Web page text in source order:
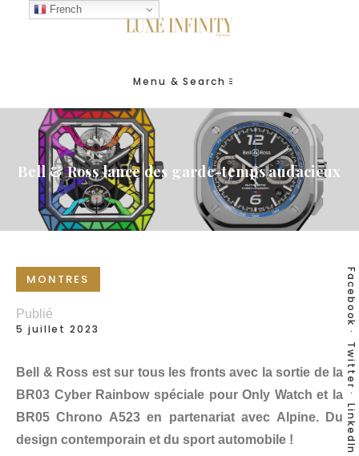
Menu & Search
Bell & Ross lance des garde-temps audacieux
Facebook
Twitter
LinkedIn
MONTRES
Publié
5 juillet 2023
Bell & Ross est sur tous les fronts avec la sortie de la
BR03 Cyber Rainbow spéciale pour Only Watch et la
BR05 Chrono A523 en partenariat avec Alpine. Du
design contemporain et du sport automobile !
French